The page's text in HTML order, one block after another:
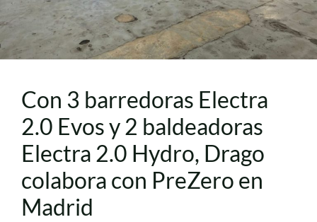
Con 3 barredoras Electra
2.0 Evos y 2 baldeadoras
Electra 2.0 Hydro, Drago
colabora con PreZero en
Madrid